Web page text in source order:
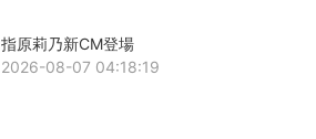
指原莉乃新CM登場
2026-08-07 04:18:19